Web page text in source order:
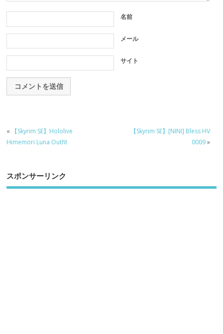
名前
メール
サイト
«
【Skyrim SE】Hololive
Himemori Luna Outfit
【Skyrim SE】[NINI] Bless HV
0009»
スポンサーリンク